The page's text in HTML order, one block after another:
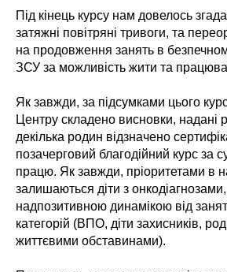
Під кінець курсу нам довелось
затяжні повітряні тривоги, та
на продовження занять в
ЗСУ за можливість жити та
Як завжди, за підсумками цього
Центру складено висновки, надані
декілька родин відзначено
позачерговий благодійний курс за
працю. Як завжди, пріоритетами в
залишаються діти з онкодіагнозами,
надпозитивною динамікою від
категорій (ВПО, діти захисників,
життєвими обставинами).